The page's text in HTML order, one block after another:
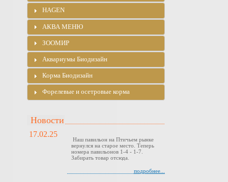
HAGEN
АКВА МЕНЮ
ЗООМИР
Аквариумы Биодизайн
Корма Биодизайн
Форелевые и осетровые корма
Новости
17.02.25
Наш павильон на Птичьем рынке
вернулся на старое место. Теперь
номера павильонов 1-4 - 1-7.
Забирать товар отсюда.
подробнее...